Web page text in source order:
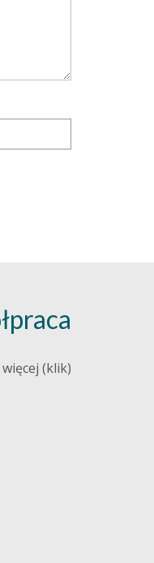
(klik)